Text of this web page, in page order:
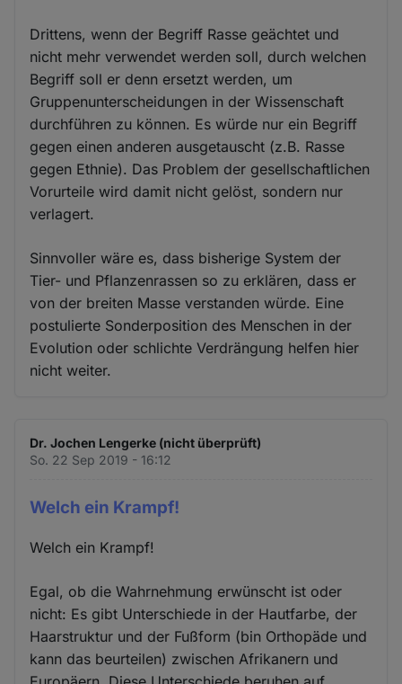
Drittens, wenn der Begriff Rasse geächtet und
nicht mehr verwendet werden soll, durch welchen
Begriff soll er denn ersetzt werden, um
Gruppenunterscheidungen in der Wissenschaft
durchführen zu können. Es würde nur ein Begriff
gegen einen anderen ausgetauscht (z.B. Rasse
gegen Ethnie). Das Problem der gesellschaftlichen
Vorurteile wird damit nicht gelöst, sondern nur
verlagert.
Sinnvoller wäre es, dass bisherige System der
Tier- und Pflanzenrassen so zu erklären, dass er
von der breiten Masse verstanden würde. Eine
postulierte Sonderposition des Menschen in der
Evolution oder schlichte Verdrängung helfen hier
nicht weiter.
Dr. Jochen Lengerke (nicht überprüft)
So. 22 Sep 2019 - 16:12
Welch ein Krampf!
Welch ein Krampf!
Egal, ob die Wahrnehmung erwünscht ist oder
nicht: Es gibt Unterschiede in der Hautfarbe, der
Haarstruktur und der Fußform (bin Orthopäde und
kann das beurteilen) zwischen Afrikanern und